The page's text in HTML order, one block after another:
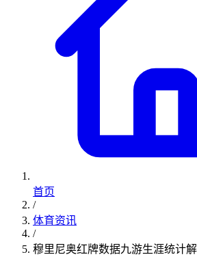
首页
/
体育资讯
/
穆里尼奥红牌数据九游生涯统计